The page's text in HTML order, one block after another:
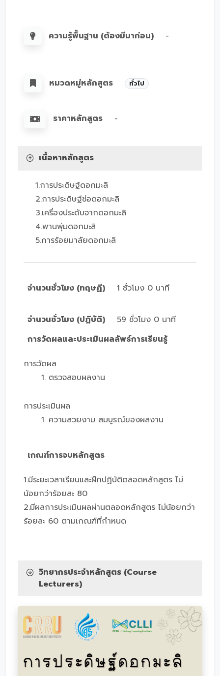
ความรู้พื้นฐาน (ต้องมีมาก่อน) -
หมวดหมู่หลักสูตร ทั่วไป
ราคาหลักสูตร -
เนื้อหาหลักสูตร
1.การประดิษฐ์ดอกมะลิ
2.การประดิษฐ์ช่อดอกมะลิ
3.เครื่องประดับจากดอกมะลิ
4.พานพุ่มดอกมะลิ
5.การร้อยมาลัยดอกมะลิ
จำนวนชั่วโมง (ทฤษฏี) 1 ชั่วโมง 0 นาที
จำนวนชั่วโมง (ปฏิบัติ)
59 ชั่วโมง 0 นาที
การวัดผลและประเมินผลลัพธ์การเรียนรู้
การวัดผล
1. ตรวจสอบผลงาน
การประเมินผล
1. ความสวยงาม สมบูรณ์ของผลงาน
เกณฑ์การจบหลักสูตร
1.มีระยะเวลาเรียนและฝึกปฏิบัติตลอดหลักสูตร ไม่
น้อยกว่าร้อยละ 80
2.มีผลการประเมินผลผ่านตลอดหลักสูตร ไม่น้อยกว่า
ร้อยละ 60 ตามเกณฑ์ที่กำหนด
วิทยากรประจำหลักสูตร (Course
Lecturers)